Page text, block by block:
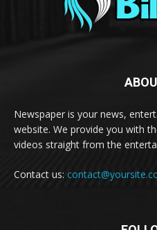
Newspaper is your news,
website. We provide you with
videos straight from the
Contact us: